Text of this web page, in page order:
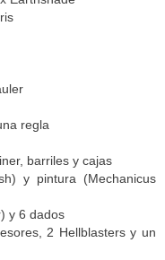
regla
barriles y cajas
y pintura (Mechanicus
y 6 dados
2 Hellblasters y un